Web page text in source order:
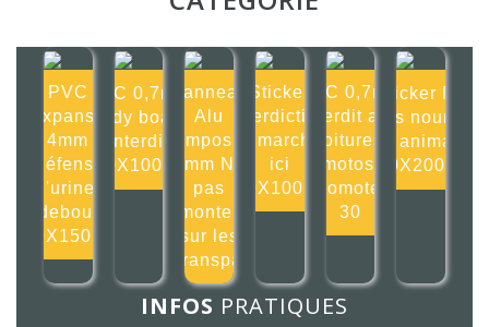
PVC
Expansé
4mm
Défense
d'uriner
debout
150X150mm
PVC 0,7mm
Body board
interdit
100X100mm
Panneau
Alu
composite
2mm Ne
pas
monter
sur les
transpa
Sticker
Interdiction
de marcher
ici
100X100mm
PVC 0,7mm
Interdit aux
voitures,
motos,
cyclomoteurs
30
Sticker Ne
pas nourrir
les animaux
200X200mm
INFOS PRATIQUES